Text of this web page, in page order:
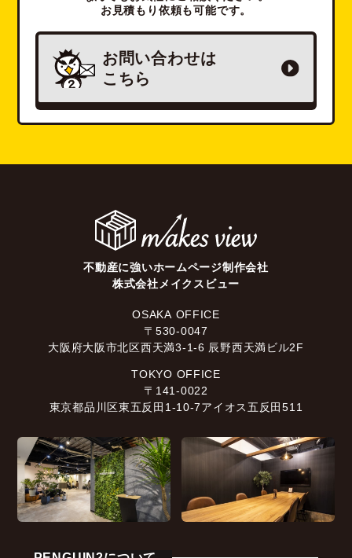
お見積もり依頼も可能です。
お問い合わせは
こちら
不動産に強いホームページ制作会社
株式会社メイクスビュー
OSAKA OFFICE
〒530-0047
大阪府大阪市北区西天満3-1-6 辰野西天満ビル2F
TOKYO OFFICE
〒141-0022
東京都品川区東五反田1-10-7アイオス五反田511